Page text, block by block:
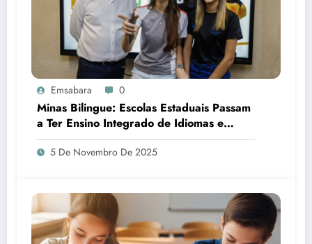
Emsabara 0
Minas Bilingue: Escolas Estaduais Passam
a Ter Ensino Integrado de Idiomas e
Cultura
5 De Novembro De 2025